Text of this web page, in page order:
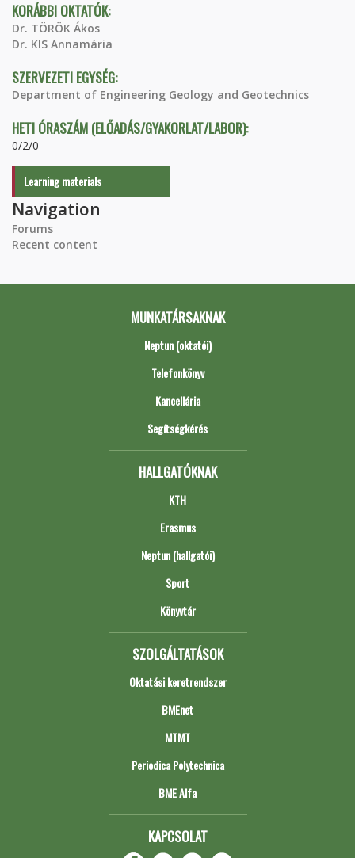
KORÁBBI OKTATÓK:
Dr. TÖRÖK Ákos
Dr. KIS Annamária
SZERVEZETI EGYSÉG:
Department of Engineering Geology and Geotechnics
HETI ÓRASZÁM (ELŐADÁS/GYAKORLAT/LABOR):
0/2/0
Learning materials
Navigation
Forums
Recent content
MUNKATÁRSAKNAK
Neptun (oktatói)
Telefonkönyv
Kancellária
Segítségkérés
HALLGATÓKNAK
KTH
Erasmus
Neptun (hallgatói)
Sport
Könyvtár
SZOLGÁLTATÁSOK
Oktatási keretrendszer
BMEnet
MTMT
Periodica Polytechnica
BME Alfa
KAPCSOLAT